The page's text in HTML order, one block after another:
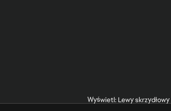
Wyświetl: Lewy skrzydłowy